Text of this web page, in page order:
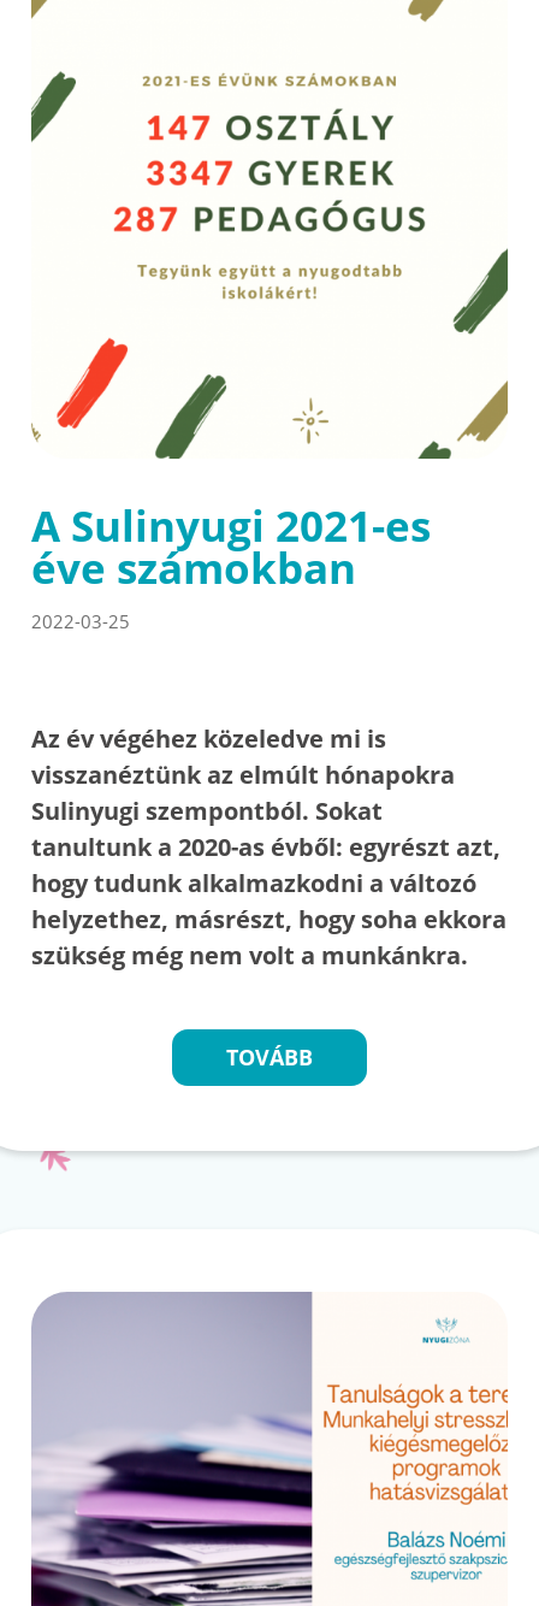
A Sulinyugi 2021-es
éve számokban
2022-03-25
Az év végéhez közeledve mi is
visszanéztünk az elmúlt hónapokra
Sulinyugi szempontból. Sokat
tanultunk a 2020-as évből: egyrészt azt,
hogy tudunk alkalmazkodni a változó
helyzethez, másrészt, hogy soha ekkora
szükség még nem volt a munkánkra.
TOVÁBB